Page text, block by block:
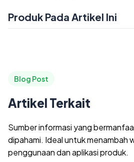
Produk Pada Artikel Ini
Blog Post
Artikel Terkait
Sumber informasi yang
dipahami. Ideal untuk menambah
penggunaan dan aplikasi produk.